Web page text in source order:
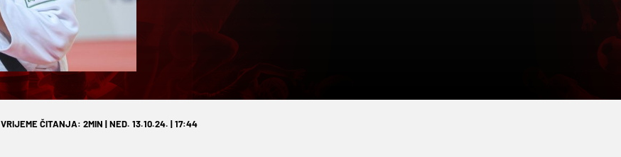
VRIJEME ČITANJA: 2MIN | NED. 13.10.24. | 17:44